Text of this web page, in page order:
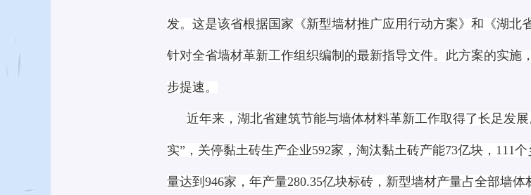
发。这是该省根据国家《新型墙材推广应用行动方案》和《湖北
针对全省墙材革新工作组织编制的最新指导文件。此方案的实施
步提速。
近年来，湖北省建筑节能与墙体材料革新工作取得了长足发
实”，关停黏土砖生产企业592家，淘汰黏土砖产能73亿块，111
量达到946家，年产量280.35亿块标砖，新型墙材产量占全部墙